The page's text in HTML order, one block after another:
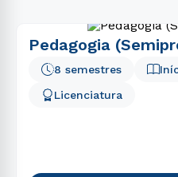
Pedagogia
Licenciatura
8 semestres